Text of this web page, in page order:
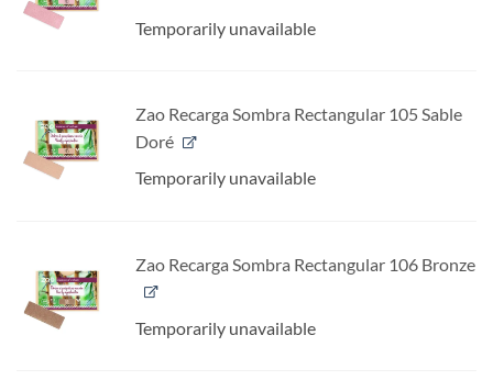
Temporarily unavailable
Zao Recarga Sombra Rectangular 105 Sable
Doré
Temporarily unavailable
Zao Recarga Sombra Rectangular 106 Bronze
Temporarily unavailable